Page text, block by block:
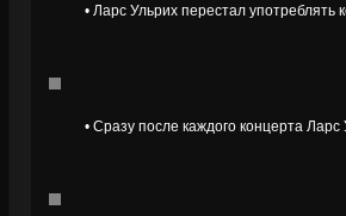
• Ларс Ульрих перестал употреблять
• Сразу после каждого концерта